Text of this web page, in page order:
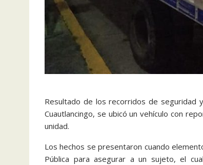
Resultado de los recorridos de seguridad
Cuautlancingo, se ubicó un vehículo con
unidad.
Los hechos se presentaron cuando
Pública para asegurar a un sujeto, el